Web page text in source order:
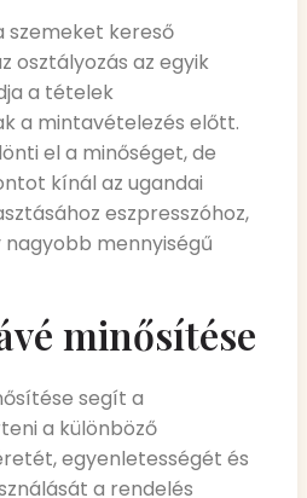
szemeket kereső
osztályozás az egyik
a tételek
a mintavételezés előtt.
el a minőséget, de
kínál az ugandai
eszpresszóhoz,
mennyiségű
minősítése
segít a
a különböző
egyenletességét és
a rendelés